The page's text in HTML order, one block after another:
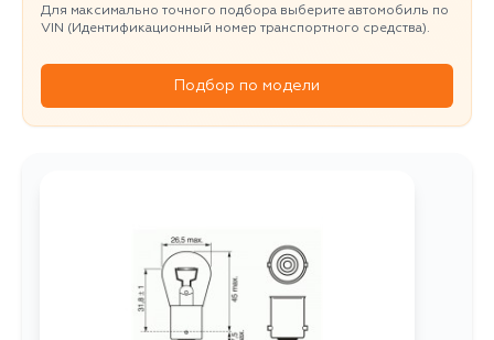
Для максимально точного подбора выберите автомобиль по
VIN (Идентификационный номер транспортного средства).
Подбор по модели